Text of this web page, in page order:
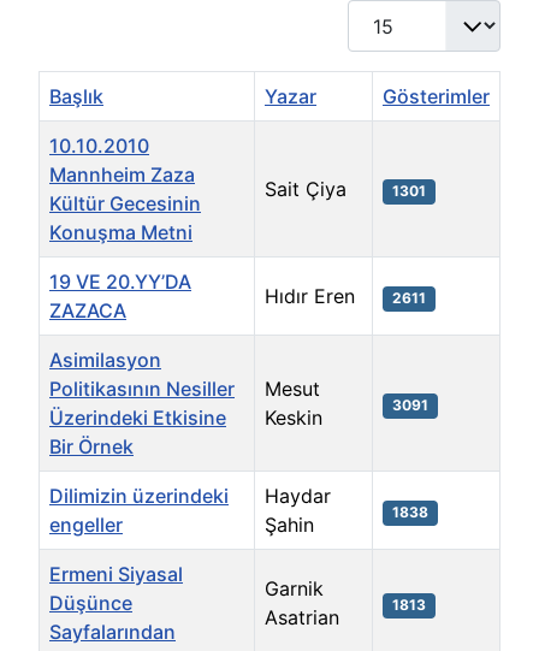
Göster #
Başlık Yazar Gösterimler
10.10.2010
Mannheim Zaza
Kültür Gecesinin
Konuşma Metni
Sait Çiya 1301
19 VE 20.YY’DA
ZAZACA
Hıdır Eren 2611
Asimilasyon
Politikasının Nesiller
Üzerindeki Etkisine
Bir Örnek
Mesut
Keskin
3091
Dilimizin üzerindeki
engeller
Haydar
Şahin
1838
Ermeni Siyasal
Düşünce
Sayfalarından
Garnik
Asatrian
1813